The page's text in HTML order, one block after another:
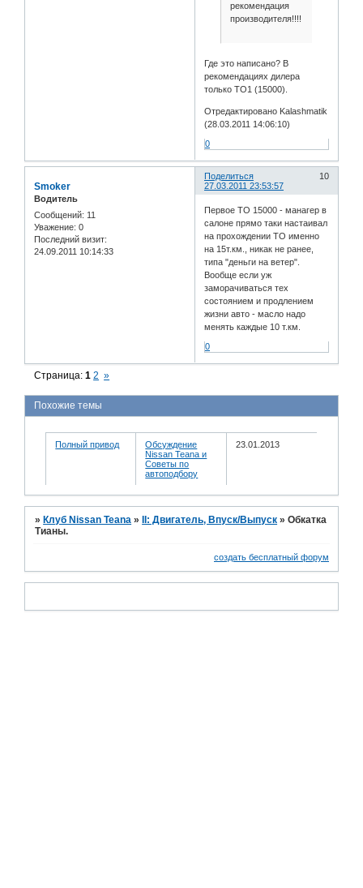
рекомендация
производителя!!!!
Где это написано? В
рекомендациях дилера
только ТО1 (15000).
Отредактировано Kalashmatik
(28.03.2011 14:06:10)
0
Поделиться
10
27.03.2011 23:53:57
Smoker
Водитель
Сообщений: 11
Уважение: 0
Последний визит:
24.09.2011 10:14:33
Первое ТО 15000 - манагер в
салоне прямо таки настаивал
на прохождении ТО именно
на 15т.км., никак не ранее,
типа "деньги на ветер".
Вообще если уж
заморачиваться тех
состоянием и продлением
жизни авто - масло надо
менять каждые 10 т.км.
0
Страница:1 2 »
Похожие темы
Полный привод
Обсуждение
Nissan Teana и
Советы по
автоподбору
23.01.2013
» Клуб Nissan Teana » II: Двигатель, Впуск/Выпуск »Обкатка
Тианы.
создать бесплатный форум